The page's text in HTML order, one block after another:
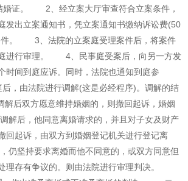
证。 2、经立案大厅审查符合立案条件，
发出立案通知书，凭立案通知书缴纳诉讼费(50
件。 3、法院的立案庭受理案件后，将案件
进行审理。 4、民事庭受案后，向另一方发
时间到庭应诉。同时，法院也通知到庭参
由法院进行调解(这是必经程序)。调解的结
双方愿意维持婚姻的，则撤回起诉，婚姻
后，他同意离婚请求的，并且对子女及财产
回起诉，由双方到婚姻登记机关进行登记离
坚持要求离婚而他不同意的，或双方同意但
理存有争议的。则由法院进行审理判决。